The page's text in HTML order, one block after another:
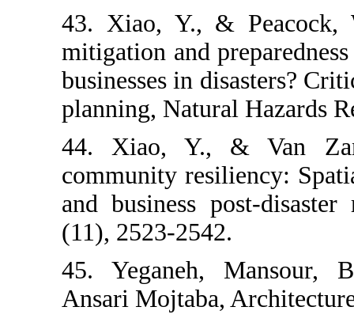
43. Xiao,
mitigation
businesses in
planning,
44. Xiao,
community
and
(11), 2523-
45.
Ansari